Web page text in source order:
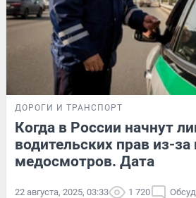
ДОРОГИ И ТРАНСПОРТ
Когда в России начнут
водительских прав из-
медосмотров. Дата
22 августа, 2025, 03:33 1 720